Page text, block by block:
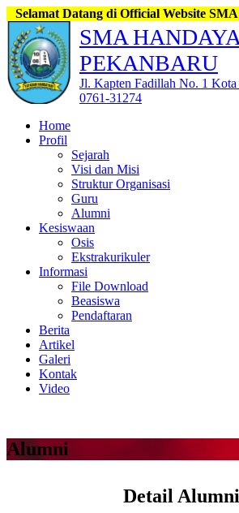
Datang di Official Website SMA
SMA
PEKANBARU
Jl. Kapten Fadillah No. 1 Kota
0761-31274
Home
Profil
Sejarah
Visi dan Misi
Struktur Organisasi
Guru
Alumni
Kesiswaan
Osis
Ekstrakurikuler
Informasi
File Download
Beasiswa
Pendaftaran
Berita
Artikel
Galeri
Kontak
Video
Alumni
Detail Alumni